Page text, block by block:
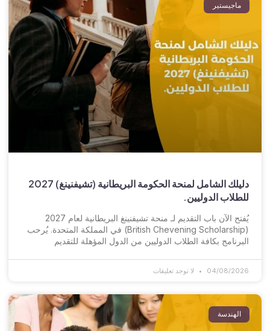
ماجيستير
دليلك الشامل لمنحة الحكومة البريطانية (تشيفنينغ) 2027
للطلاب الدوليين.
يُفتح الآن باب التقديم لـ منحة تشيفنينغ البريطانية لعام 2027
(British Chevening Scholarship) في المملكة المتحدة. يُرحب
البرنامج بكافة الطلاب الدوليين من الدول المؤهلة للتقديم
04/08/2026 لا توجد تعليقات
الهندسة